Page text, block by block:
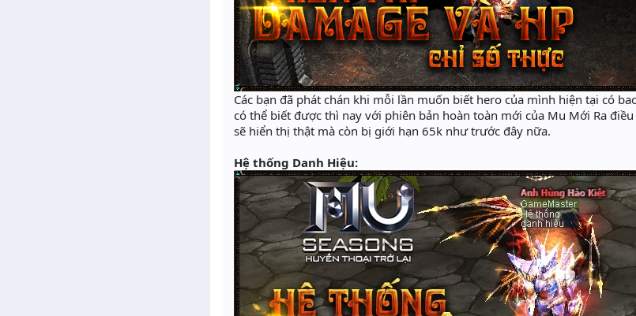
Các bạn đã phát chán khi mỗi lần muốn biết hero của mình hiện tại có
có thể biết được thì nay với phiên bản hoàn toàn mới của Mu Mới Ra
sẽ hiển thị thật mà còn bị giới hạn 65k như trước đây nữa.
Hệ thống Danh Hiệu: